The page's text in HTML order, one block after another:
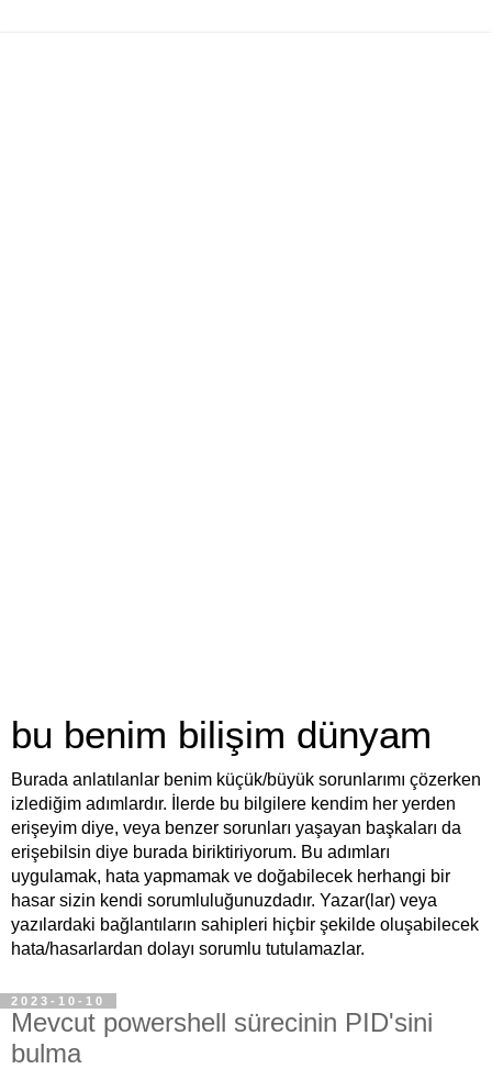
bu benim bilişim dünyam
Burada anlatılanlar benim küçük/büyük sorunlarımı çözerken
izlediğim adımlardır. İlerde bu bilgilere kendim her yerden
erişeyim diye, veya benzer sorunları yaşayan başkaları da
erişebilsin diye burada biriktiriyorum. Bu adımları
uygulamak, hata yapmamak ve doğabilecek herhangi bir
hasar sizin kendi sorumluluğunuzdadır. Yazar(lar) veya
yazılardaki bağlantıların sahipleri hiçbir şekilde oluşabilecek
hata/hasarlardan dolayı sorumlu tutulamazlar.
2023-10-10
Mevcut powershell sürecinin PID'sini
bulma